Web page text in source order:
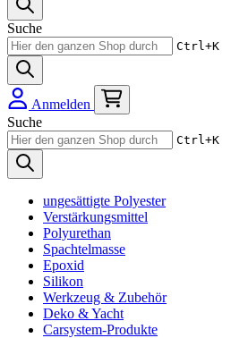
Suche
Ctrl+K
Anmelden
Suche
Ctrl+K
ungesättigte Polyester
Verstärkungsmittel
Polyurethan
Spachtelmasse
Epoxid
Silikon
Werkzeug & Zubehör
Deko & Yacht
Carsystem-Produkte